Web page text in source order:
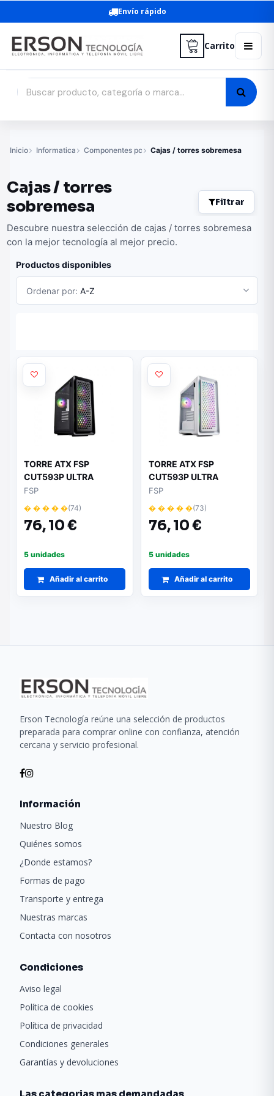
Envío rápido
Carrito
Inicio Informatica Componentes pc Cajas / torres sobremesa
Cajas / torres
sobremesa
Filtrar
Descubre nuestra selección de cajas / torres sobremesa
con la mejor tecnología al mejor precio.
Productos disponibles
Ordenar por: A-Z
TORRE ATX FSP
CUT593P ULTRA
TOWER BLACK
FSP
� � � � �(74)
76,10 €
5 unidades
Añadir al carrito
TORRE ATX FSP
CUT593P ULTRA
TOWER WHITE
FSP
� � � � �(73)
76,10 €
5 unidades
Añadir al carrito
Erson Tecnología reúne una selección de productos
preparada para comprar online con confianza, atención
cercana y servicio profesional.
Información
Nuestro Blog
Quiénes somos
¿Donde estamos?
Formas de pago
Transporte y entrega
Nuestras marcas
Contacta con nosotros
Condiciones
Aviso legal
Política de cookies
Política de privacidad
Condiciones generales
Garantías y devoluciones